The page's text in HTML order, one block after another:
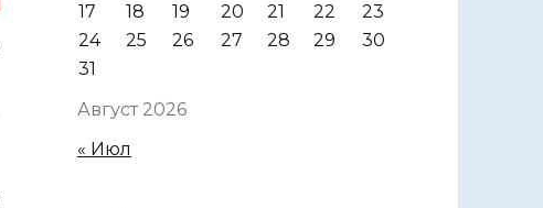
Август 2026
17
18 19 20 21 22
23
24
25 26 27 28 29
30
31
« Июл